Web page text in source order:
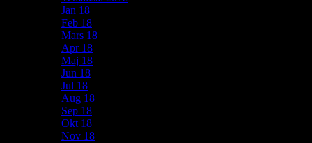
Jan 18
Feb 18
Mars 18
Apr 18
Maj 18
Jun 18
Jul 18
Aug 18
Sep 18
Okt 18
Nov 18